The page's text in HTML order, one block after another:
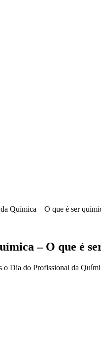
Química – O que é ser
– O que é
Dia do Profissional da